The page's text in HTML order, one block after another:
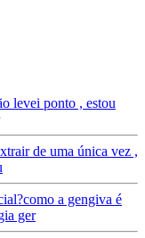
levei ponto , estou
de uma única vez ,
a gengiva é
ger